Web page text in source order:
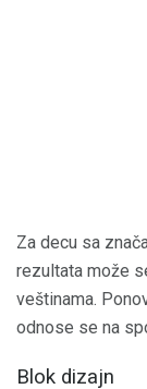
Za decu sa
rezultata može
veštinama.
odnose se na
Blok dizajn